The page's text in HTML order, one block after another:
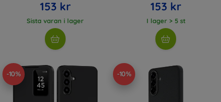
153 kr
Sista varan i lager
153 kr
I lager > 5 st
-10% -10%